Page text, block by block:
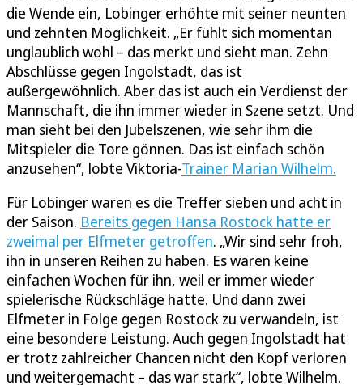
die Wende ein, Lobinger erhöhte mit seiner neunten
und zehnten Möglichkeit. „Er fühlt sich momentan
unglaublich wohl – das merkt und sieht man. Zehn
Abschlüsse gegen Ingolstadt, das ist
außergewöhnlich. Aber das ist auch ein Verdienst der
Mannschaft, die ihn immer wieder in Szene setzt. Und
man sieht bei den Jubelszenen, wie sehr ihm die
Mitspieler die Tore gönnen. Das ist einfach schön
anzusehen“, lobte Viktoria-Trainer Marian Wilhelm.
Für Lobinger waren es die Treffer sieben und acht in
der Saison. Bereits gegen Hansa Rostock hatte er
zweimal per Elfmeter getroffen. „Wir sind sehr froh,
ihn in unseren Reihen zu haben. Es waren keine
einfachen Wochen für ihn, weil er immer wieder
spielerische Rückschläge hatte. Und dann zwei
Elfmeter in Folge gegen Rostock zu verwandeln, ist
eine besondere Leistung. Auch gegen Ingolstadt hat
er trotz zahlreicher Chancen nicht den Kopf verloren
und weitergemacht – das war stark“, lobte Wilhelm.